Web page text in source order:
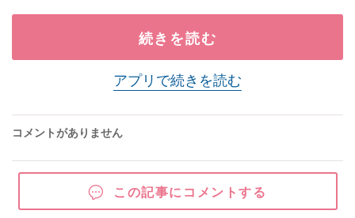
続きを読む
アプリで続きを読む
コメントがありません
この記事にコメントする